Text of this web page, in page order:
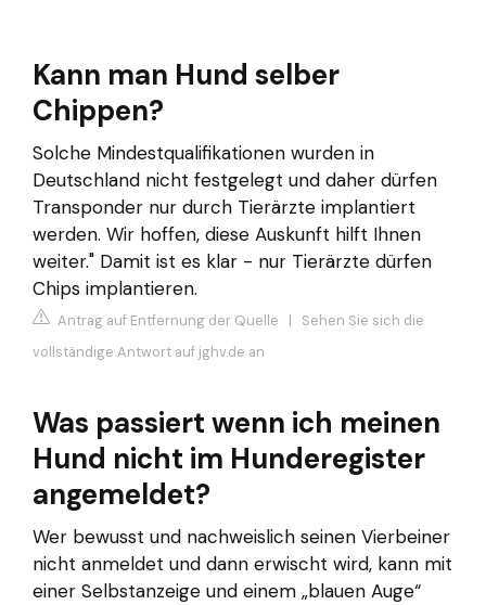
Kann man Hund selber
Chippen?
Solche Mindestqualifikationen wurden in
Deutschland nicht festgelegt und daher dürfen
Transponder nur durch Tierärzte implantiert
werden. Wir hoffen, diese Auskunft hilft Ihnen
weiter." Damit ist es klar - nur Tierärzte dürfen
Chips implantieren.
Antrag auf Entfernung der Quelle | Sehen Sie sich die
vollständige Antwort auf jghv.de an
Was passiert wenn ich meinen
Hund nicht im Hunderegister
angemeldet?
Wer bewusst und nachweislich seinen Vierbeiner
nicht anmeldet und dann erwischt wird, kann mit
einer Selbstanzeige und einem „blauen Auge“